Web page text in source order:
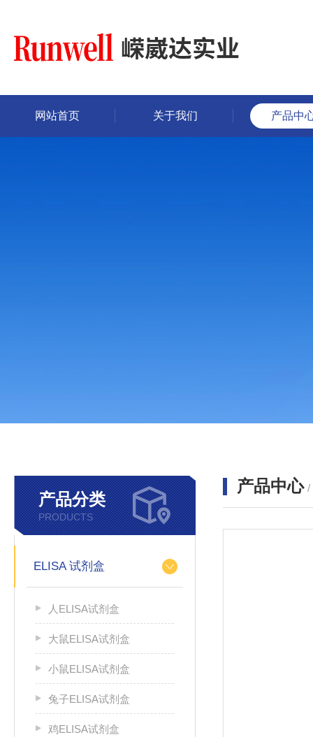
网站首页 关于我们 产品中
产品分类
PRODUCTS
ELISA 试剂盒
人ELISA试剂盒
大鼠ELISA试剂盒
小鼠ELISA试剂盒
兔子ELISA试剂盒
鸡ELISA试剂盒
产品中心 /